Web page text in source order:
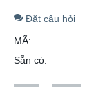
Đặt câu hỏi
MÃ:
Sẵn có: